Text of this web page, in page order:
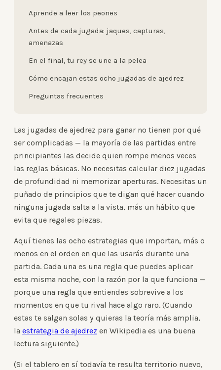
Aprende a leer los peones
Antes de cada jugada: jaques, capturas,
amenazas
En el final, tu rey se une a la pelea
Cómo encajan estas ocho jugadas de ajedrez
Preguntas frecuentes
Las jugadas de ajedrez para ganar no tienen por qué
ser complicadas — la mayoría de las partidas entre
principiantes las decide quien rompe menos veces
las reglas básicas. No necesitas calcular diez jugadas
de profundidad ni memorizar aperturas. Necesitas un
puñado de principios que te digan qué hacer cuando
ninguna jugada salta a la vista, más un hábito que
evita que regales piezas.
Aquí tienes las ocho estrategias que importan, más o
menos en el orden en que las usarás durante una
partida. Cada una es una regla que puedes aplicar
esta misma noche, con la razón por la que funciona —
porque una regla que entiendes sobrevive a los
momentos en que tu rival hace algo raro. (Cuando
estas te salgan solas y quieras la teoría más amplia,
la estrategia de ajedrez en Wikipedia es una buena
lectura siguiente.)
(Si el tablero en sí todavía te resulta territorio nuevo,